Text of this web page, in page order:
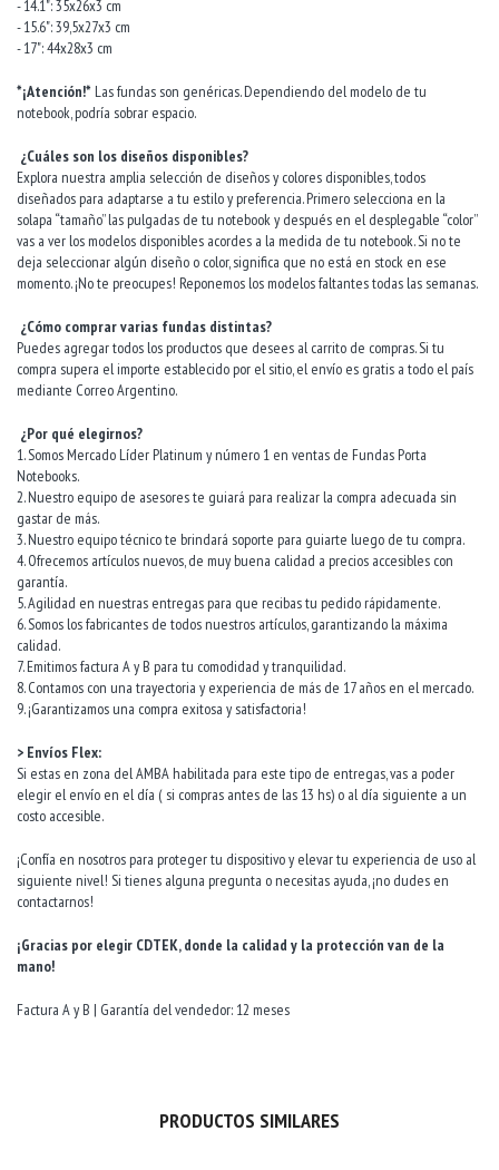
- 14.1": 35x26x3 cm
- 15.6": 39,5x27x3 cm
- 17": 44x28x3 cm
*¡Atención!* Las fundas son genéricas. Dependiendo del modelo de tu
notebook, podría sobrar espacio.
¿Cuáles son los diseños disponibles?
Explora nuestra amplia selección de diseños y colores disponibles, todos
diseñados para adaptarse a tu estilo y preferencia. Primero selecciona en la
solapa “tamaño” las pulgadas de tu notebook y después en el desplegable “color”
vas a ver los modelos disponibles acordes a la medida de tu notebook. Si no te
deja seleccionar algún diseño o color, significa que no está en stock en ese
momento. ¡No te preocupes! Reponemos los modelos faltantes todas las semanas.
¿Cómo comprar varias fundas distintas?
Puedes agregar todos los productos que desees al carrito de compras. Si tu
compra supera el importe establecido por el sitio, el envío es gratis a todo el país
mediante Correo Argentino.
¿Por qué elegirnos?
1. Somos Mercado Líder Platinum y número 1 en ventas de Fundas Porta
Notebooks.
2. Nuestro equipo de asesores te guiará para realizar la compra adecuada sin
gastar de más.
3. Nuestro equipo técnico te brindará soporte para guiarte luego de tu compra.
4. Ofrecemos artículos nuevos, de muy buena calidad a precios accesibles con
garantía.
5. Agilidad en nuestras entregas para que recibas tu pedido rápidamente.
6. Somos los fabricantes de todos nuestros artículos, garantizando la máxima
calidad.
7. Emitimos factura A y B para tu comodidad y tranquilidad.
8. Contamos con una trayectoria y experiencia de más de 17 años en el mercado.
9. ¡Garantizamos una compra exitosa y satisfactoria!
> Envíos Flex:
Si estas en zona del AMBA habilitada para este tipo de entregas, vas a poder
elegir el envío en el día ( si compras antes de las 13 hs) o al día siguiente a un
costo accesible.
¡Confía en nosotros para proteger tu dispositivo y elevar tu experiencia de uso al
siguiente nivel! Si tienes alguna pregunta o necesitas ayuda, ¡no dudes en
contactarnos!
¡Gracias por elegir CDTEK, donde la calidad y la protección van de la
mano!
Factura A y B | Garantía del vendedor: 12 meses
PRODUCTOS SIMILARES